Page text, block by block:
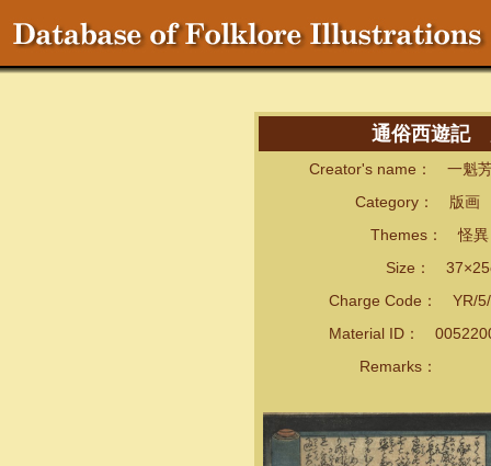
通俗西遊記
Creator's name： 一魁芳
Category： 版画
Themes： 怪異・
Size：
Charge Code： YR/5/
Material ID：
Remarks：